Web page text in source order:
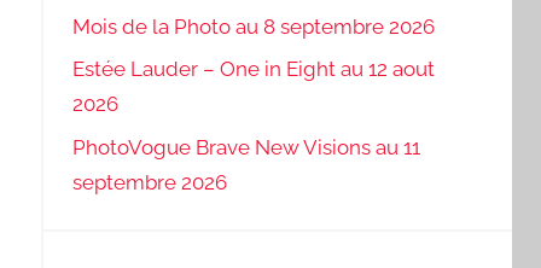
Mois de la Photo au 8 septembre 2026
Estée Lauder – One in Eight au 12 aout
2026
PhotoVogue Brave New Visions au 11
septembre 2026